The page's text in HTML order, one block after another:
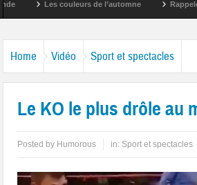
Les couleurs de l’automne Rappelez-
Home Vidéo Sport et spectacles
Le KO le plus drôle au
Posted by Humorous in: Sport et spectacles
Lecteur